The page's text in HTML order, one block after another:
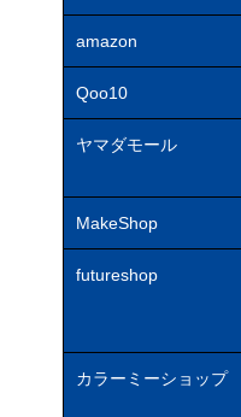
amazon
Qoo10
ヤマダモール
MakeShop
futureshop
カラーミーショップ